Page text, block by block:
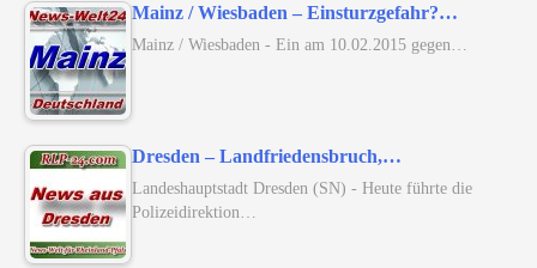
Mainz / Wiesbaden – Einsturzgefahr?…
Mainz / Wiesbaden - Ein am 10.02.2015 gegen…
Dresden – Landfriedensbruch,…
Landeshauptstadt Dresden (SN) - Heute führte die
Polizeidirektion…